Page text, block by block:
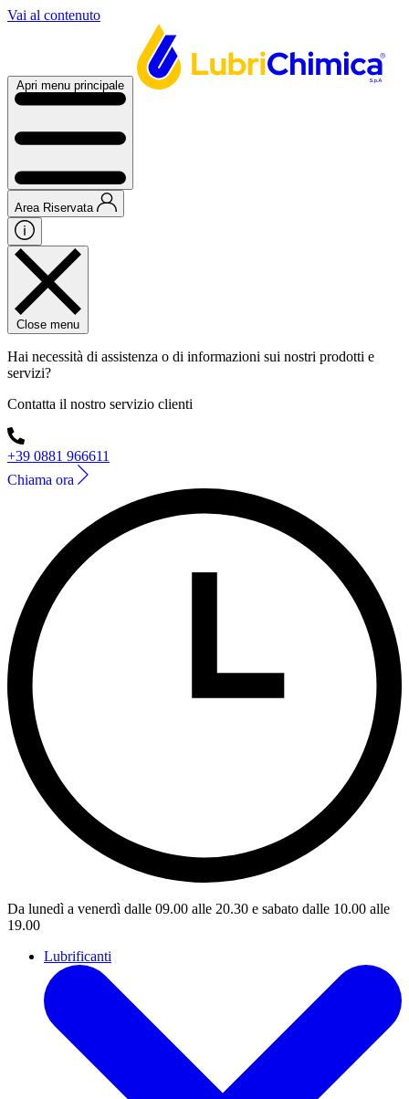
Vai al contenuto
Apri menu principale
Area Riservata
Close menu
Hai necessità di assistenza o di informazioni sui nostri prodotti e
servizi?
Contatta il nostro servizio clienti
+39 0881 966611
Chiama ora
Da lunedì a venerdì dalle 09.00 alle 20.30 e sabato dalle 10.00 alle
19.00
Lubrificanti